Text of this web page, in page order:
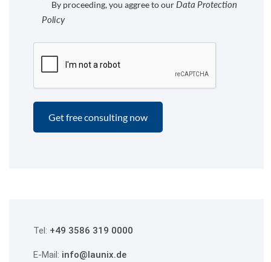
By proceeding, you aggree to our Data Protection
Policy
Tel: +49 3586 319 0000
E-Mail: info@launix.de